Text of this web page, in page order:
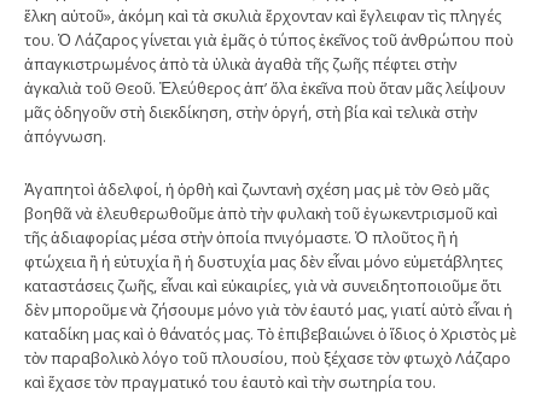
ἕλκη αὐτοῦ», ἀκόμη καὶ τὰ σκυλιὰ ἔρχονταν καὶ ἔγλειφαν τὶς πληγές
του. Ὁ Λάζαρος γίνεται γιὰ ἐμᾶς ὁ τύπος ἐκεῖνος τοῦ ἀνθρώπου ποὺ
ἀπαγκιστρωμένος ἀπὸ τὰ ὑλικὰ ἀγαθὰ τῆς ζωῆς πέφτει στὴν
ἀγκαλιὰ τοῦ Θεοῦ. Ἐλεύθερος ἀπ’ ὅλα ἐκεῖνα ποὺ ὅταν μᾶς λείψουν
μᾶς ὁδηγοῦν στὴ διεκδίκηση, στὴν ὀργή, στὴ βία καὶ τελικὰ στὴν
ἀπόγνωση.
Ἀγαπητοὶ ἀδελφοί, ἡ ὀρθὴ καὶ ζωντανὴ σχέση μας μὲ τὸν Θεὸ μᾶς
βοηθᾶ νὰ ἐλευθερωθοῦμε ἀπὸ τὴν φυλακὴ τοῦ ἐγωκεντρισμοῦ καὶ
τῆς ἀδιαφορίας μέσα στὴν ὁποία πνιγόμαστε. Ὁ πλοῦτος ἢ ἡ
φτώχεια ἢ ἡ εὐτυχία ἢ ἡ δυστυχία μας δὲν εἶναι μόνο εὐμετάβλητες
καταστάσεις ζωῆς, εἶναι καὶ εὐκαιρίες, γιὰ νὰ συνειδητοποιοῦμε ὅτι
δὲν μποροῦμε νὰ ζήσουμε μόνο γιὰ τὸν ἑαυτό μας, γιατί αὐτὸ εἶναι ἡ
καταδίκη μας καὶ ὁ θάνατός μας. Τὸ ἐπιβεβαιώνει ὁ ἴδιος ὁ Χριστὸς μὲ
τὸν παραβολικὸ λόγο τοῦ πλουσίου, ποὺ ξέχασε τὸν φτωχὸ Λάζαρο
καὶ ἔχασε τὸν πραγματικό του ἑαυτὸ καὶ τὴν σωτηρία του.